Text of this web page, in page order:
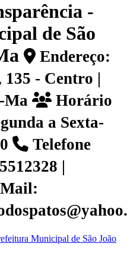
-
de São
Endereço:
- Centro |
Ma
Horário
a Sexta-
Telefone
|
Municipal de São João